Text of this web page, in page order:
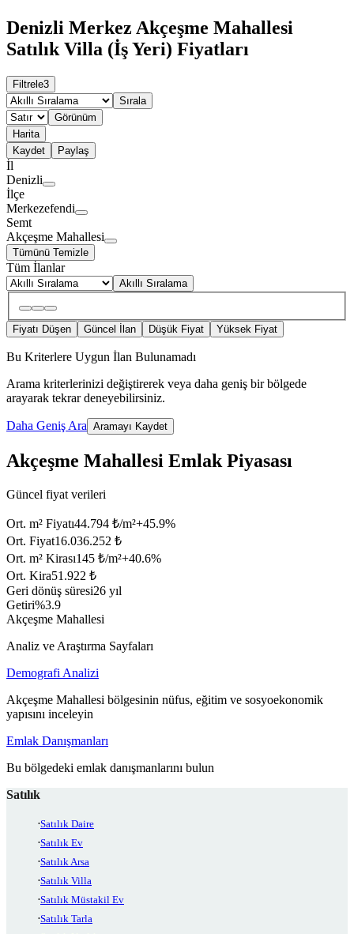
Denizli Merkez Akçeşme Mahallesi
Satılık Villa (İş Yeri) Fiyatları
Filtrele3
Sırala
Görünüm
Harita
Kaydet
Paylaş
İl
Denizli
İlçe
Merkezefendi
Semt
Akçeşme Mahallesi
Tümünü Temizle
Tüm İlanlar
Akıllı Sıralama
Fiyatı Düşen Güncel İlan Düşük Fiyat Yüksek Fiyat
Bu Kriterlere Uygun İlan Bulunamadı
Arama kriterlerinizi değiştirerek veya daha geniş bir bölgede
arayarak tekrar deneyebilirsiniz.
Daha Geniş Ara Aramayı Kaydet
Akçeşme Mahallesi Emlak Piyasası
Güncel fiyat verileri
Ort. m² Fiyatı44.794 ₺/m²+45.9%
Ort. Fiyat16.036.252 ₺
Ort. m² Kirası145 ₺/m²+40.6%
Ort. Kira51.922 ₺
Geri dönüş süresi26 yıl
Getiri%3.9
Akçeşme Mahallesi
Analiz ve Araştırma Sayfaları
Demografi Analizi
Akçeşme Mahallesi bölgesinin nüfus, eğitim ve sosyoekonomik
yapısını inceleyin
Emlak Danışmanları
Bu bölgedeki emlak danışmanlarını bulun
Satılık
Satılık Daire
Satılık Ev
Satılık Arsa
Satılık Villa
Satılık Müstakil Ev
Satılık Tarla